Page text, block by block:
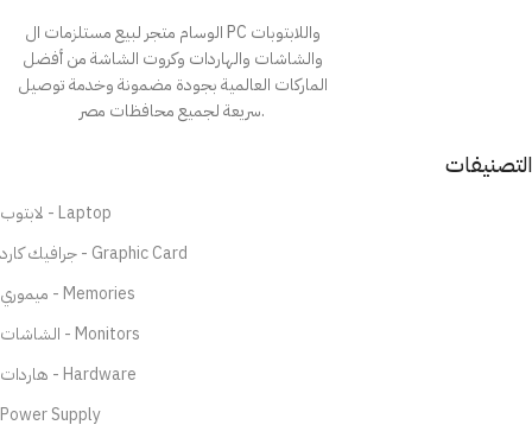
الوسام متجر لبيع مستلزمات ال PC واللابتوبات
والشاشات والهاردات وكروت الشاشة من أفضل
الماركات العالمية بجودة مضمونة وخدمة توصيل
سريعة لجميع محافظات مصر.
التصنيفات
لابتوب - Laptop
جرافيك كارد - Graphic Card
ميموري - Memories
الشاشات - Monitors
هاردات - Hardware
Power Supply